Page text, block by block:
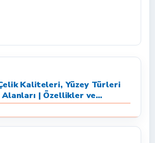
Kaliteleri, Yüzey Türleri
Alanları | Özellikler ve